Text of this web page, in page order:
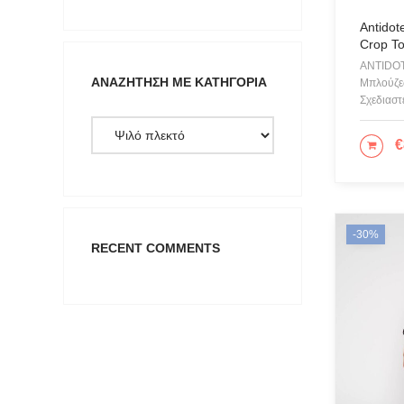
Crop
€
-30%
ΑΝΑΖΉΤΗΣΗ ΜΕ ΚΑΤΗΓΟΡΊΑ
RECENT COMMENTS